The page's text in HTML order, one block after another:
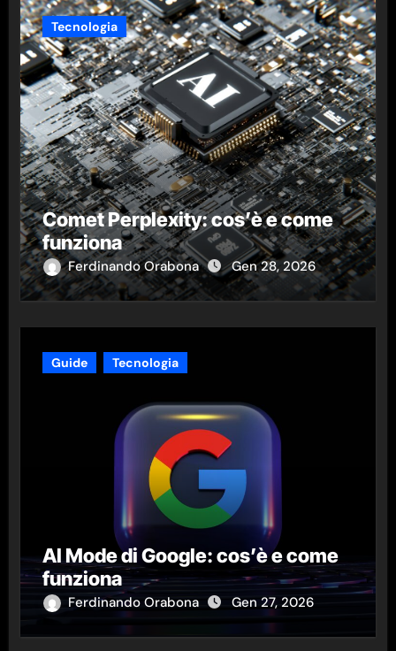
Tecnologia
Comet Perplexity: cos’è e come
funziona
Ferdinando Orabona Gen 28, 2026
Guide Tecnologia
AI Mode di Google: cos’è e come
funziona
Ferdinando Orabona Gen 27, 2026